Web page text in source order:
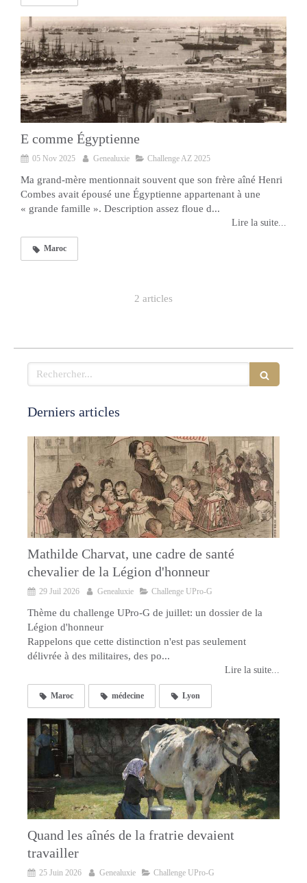
E comme Égyptienne
05 Nov 2025 Genealuxie Challenge AZ 2025
Ma grand-mère mentionnait souvent que son frère aîné Henri
Combes avait épousé une Égyptienne appartenant à une
« grande famille ». Description assez floue d...
Lire la suite...
Maroc
2 articles
Rechercher
Derniers articles
Mathilde Charvat, une cadre de santé
chevalier de la Légion d'honneur
29 Juil 2026 Genealuxie Challenge UPro-G
Thème du challenge UPro-G de juillet: un dossier de la
Légion d'honneur
Rappelons que cette distinction n'est pas seulement
délivrée à des militaires, des po...
Lire la suite...
Maroc médecine Lyon
Quand les aînés de la fratrie devaient
travailler
25 Juin 2026 Genealuxie Challenge UPro-G